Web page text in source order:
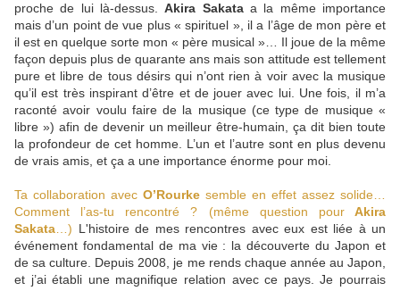
proche de lui là-dessus.Akira Sakataa la même importance
mais d’un point de vue plus « spirituel », il a l’âge de mon père et
il est en quelque sorte mon « père musical »… Il joue de la même
façon depuis plus de quarante ans mais son attitude est tellement
pure et libre de tous désirs qui n’ont rien à voir avec la musique
qu’il est très inspirant d’être et de jouer avec lui. Une fois, il m’a
raconté avoir voulu faire de la musique (ce type de musique «
libre ») afin de devenir un meilleur être-humain, ça dit bien toute
la profondeur de cet homme. L’un et l’autre sont en plus devenu
de vrais amis, et ça a une importance énorme pour moi.
Ta collaboration avec O’Rourke semble en effet assez solide…
Comment l’as-tu rencontré ? (même question pourAkira
Sakata …) L'histoire de mes rencontres avec eux est liée à un
événement fondamental de ma vie : la découverte du Japon et
de sa culture. Depuis 2008, je me rends chaque année au Japon,
et j’ai établi une magnifique relation avec ce pays. Je pourrais